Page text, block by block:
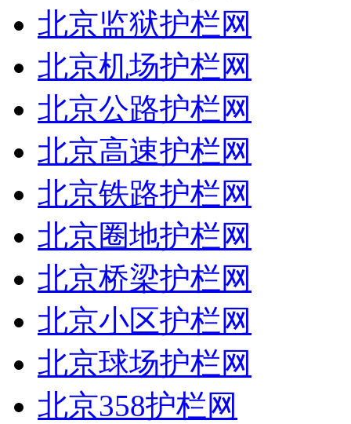
北京监狱护栏网
北京机场护栏网
北京公路护栏网
北京高速护栏网
北京铁路护栏网
北京圈地护栏网
北京桥梁护栏网
北京小区护栏网
北京球场护栏网
北京358护栏网